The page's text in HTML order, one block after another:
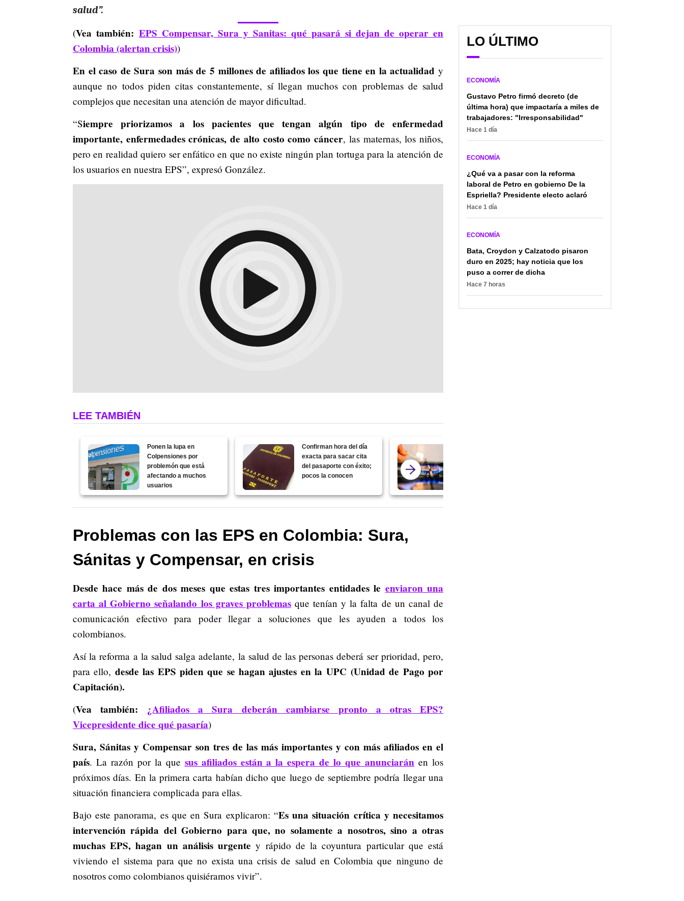
salud”.
(Vea también: EPS Compensar, Sura y Sanitas: qué pasará si dejan de operar en
Colombia (alertan crisis))
En el caso de Sura son más de 5 millones de afiliados los que tiene en la actualidad y
aunque no todos piden citas constantemente, sí llegan muchos con problemas de salud
complejos que necesitan una atención de mayor dificultad.
“Siempre priorizamos a los pacientes que tengan algún tipo de enfermedad
importante, enfermedades crónicas, de alto costo como cáncer, las maternas, los niños,
pero en realidad quiero ser enfático en que no existe ningún plan tortuga para la atención de
los usuarios en nuestra EPS”, expresó González.
LEE TAMBIÉN
Ponen la lupa en
Colpensiones por
problemón que está
afectando a muchos
usuarios
Confirman hora del día
exacta para sacar cita
del pasaporte con éxito;
pocos la conocen
Problemas con las EPS en Colombia: Sura,
Sánitas y Compensar, en crisis
Desde hace más de dos meses que estas tres importantes entidades le enviaron una
carta al Gobierno señalando los graves problemasque tenían y la falta de un canal de
comunicación efectivo para poder llegar a soluciones que les ayuden a todos los
colombianos.
Así la reforma a la salud salga adelante, la salud de las personas deberá ser prioridad, pero,
para ello, desde las EPS piden que se hagan ajustes en la UPC (Unidad de Pago por
Capitación).
(Vea también: ¿Afiliados a Sura deberán cambiarse pronto a otras EPS?
Vicepresidente dice qué pasaría)
Sura, Sánitas y Compensar son tres de las más importantes y con más afiliados en el
país. La razón por la que sus afiliados están a la espera de lo que anunciarán en los
próximos días. En la primera carta habían dicho que luego de septiembre podría llegar una
situación financiera complicada para ellas.
Bajo este panorama, es que en Sura explicaron: “Es una situación crítica y necesitamos
intervención rápida del Gobierno para que, no solamente a nosotros, sino a otras
muchas EPS, hagan un análisis urgente y rápido de la coyuntura particular que está
viviendo el sistema para que no exista una crisis de salud en Colombia que ninguno de
nosotros como colombianos quisiéramos vivir”.
LO ÚLTIMO
ECONOMÍA
Gustavo Petro firmó decreto (de
última hora) que impactaría a miles de
trabajadores: "Irresponsabilidad"
Hace 1 día
ECONOMÍA
¿Qué va a pasar con la reforma
laboral de Petro en gobierno De la
Espriella? Presidente electo aclaró
Hace 1 día
ECONOMÍA
Bata, Croydon y Calzatodo pisaron
duro en 2025; hay noticia que los
puso a correr de dicha
Hace 7 horas